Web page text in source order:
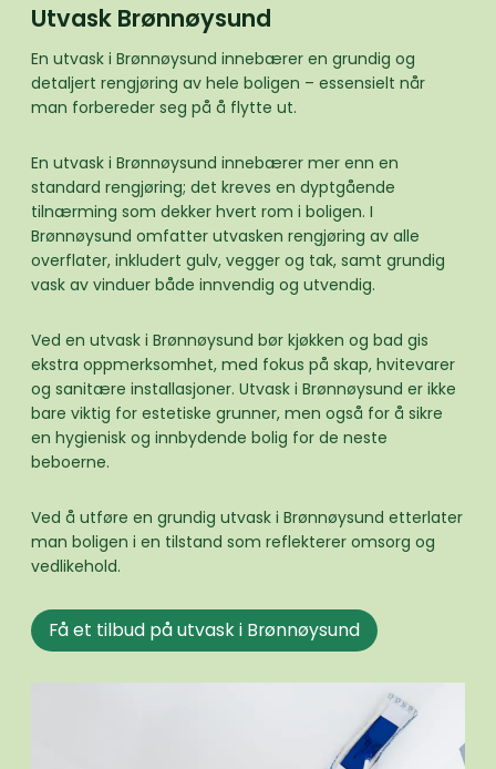
Utvask Brønnøysund
En utvask i Brønnøysund innebærer en grundig og
detaljert rengjøring av hele boligen – essensielt når
man forbereder seg på å flytte ut.
En utvask i Brønnøysund innebærer mer enn en
standard rengjøring; det kreves en dyptgående
tilnærming som dekker hvert rom i boligen. I
Brønnøysund omfatter utvasken rengjøring av alle
overflater, inkludert gulv, vegger og tak, samt grundig
vask av vinduer både innvendig og utvendig.
Ved en utvask i Brønnøysund bør kjøkken og bad gis
ekstra oppmerksomhet, med fokus på skap, hvitevarer
og sanitære installasjoner. Utvask i Brønnøysund er ikke
bare viktig for estetiske grunner, men også for å sikre
en hygienisk og innbydende bolig for de neste
beboerne.
Ved å utføre en grundig utvask i Brønnøysund etterlater
man boligen i en tilstand som reflekterer omsorg og
vedlikehold.
Få et tilbud på utvask i Brønnøysund